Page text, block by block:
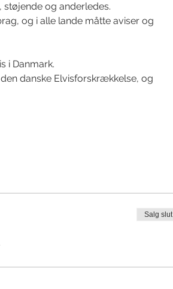
støjende og anderledes.
og i alle lande måtte aviser og
i Danmark.
danske Elvisforskrækkelse, og
Salg slut